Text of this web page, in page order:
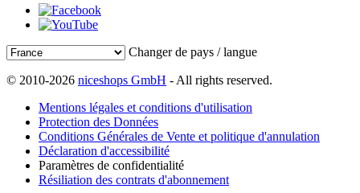
Changer de pays / langue
© 2010-2026 niceshops GmbH - All rights reserved.
Mentions légales et conditions d'utilisation
Protection des Données
Conditions Générales de Vente et politique d'annulation
Déclaration d'accessibilité
Paramètres de confidentialité
Résiliation des contrats d'abonnement